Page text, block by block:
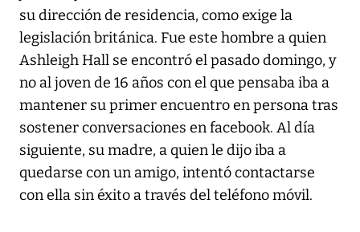
su dirección de residencia, como exige la
legislación británica. Fue este hombre a quien
Ashleigh Hall se encontró el pasado domingo, y
no al joven de 16 años con el que pensaba iba a
mantener su primer encuentro en persona tras
sostener conversaciones en facebook. Al día
siguiente, su madre, a quien le dijo iba a
quedarse con un amigo, intentó contactarse
con ella sin éxito a través del teléfono móvil.